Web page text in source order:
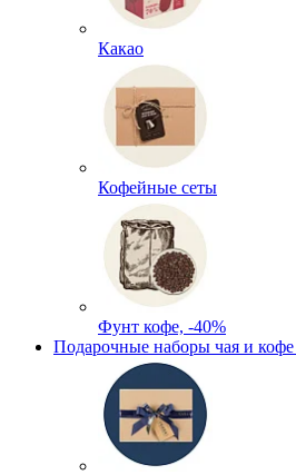
Какао
Кофейные сеты
Фунт кофе, -40%
Подарочные наборы чая и кофе